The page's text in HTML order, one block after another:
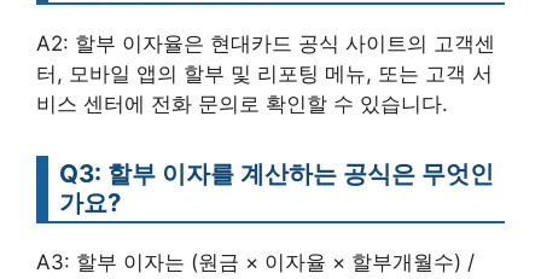
A2: 할부 이자율은 현대카드 공식 사이트의 고객센
터, 모바일 앱의 할부 및 리포팅 메뉴, 또는 고객 서
비스 센터에 전화 문의로 확인할 수 있습니다.
Q3: 할부 이자를 계산하는 공식은 무엇인
가요?
A3: 할부 이자는 (원금 × 이자율 × 할부개월수) /